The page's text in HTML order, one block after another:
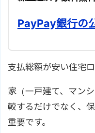
PayPay銀行の
支払総額が安い住宅
家（一戸建て、マン
較するだけでなく、
重要です。